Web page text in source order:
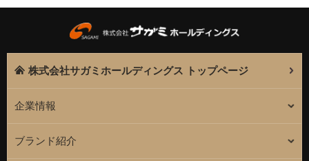
株式会社サガミホールディングス トップページ
企業情報
ブランド紹介